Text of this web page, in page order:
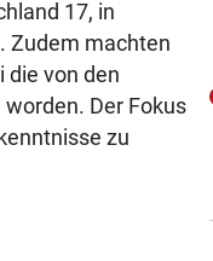
17, in
Zudem machten
die von den
Der Fokus
zu